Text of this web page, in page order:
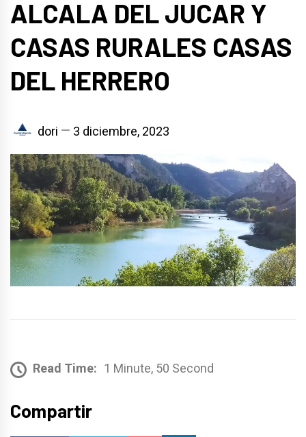
ALCALA DEL JUCAR Y
CASAS RURALES CASAS
DEL HERRERO
dori 3 diciembre, 2023
Read Time: 1 Minute, 50 Second
Compartir